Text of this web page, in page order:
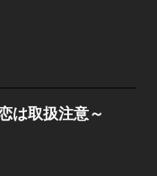
は取扱注意～